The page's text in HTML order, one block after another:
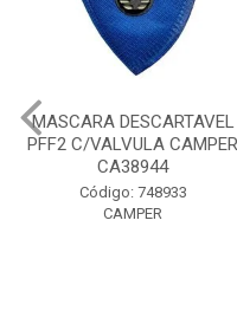
MASCARA DESCARTAVEL
PFF2 SEM VALVULA
PLASTCOR CA38811
Código: 731921
PLASTCOR